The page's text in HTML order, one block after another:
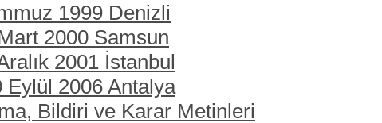
1999 Denizli
2000 Samsun
2001 İstanbul
Eylül 2006 Antalya
Bildiri ve Karar Metinleri